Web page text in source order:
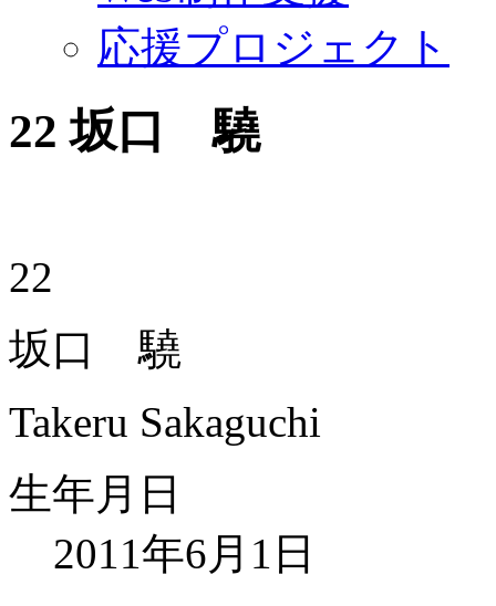
応援プロジェクト
22 坂口 驍
22
坂口 驍
Takeru Sakaguchi
生年月日
2011年6月1日